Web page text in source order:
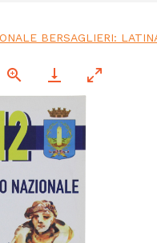
BERSAGLIERI: